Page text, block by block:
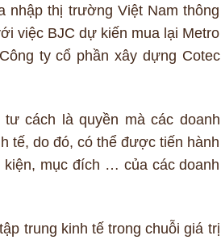
nhập thị trường Việt Nam thông
việc BJC dự kiến mua lại Metro
ty cổ phần xây dựng Cotec
cách là quyền mà các doanh
tế, do đó, có thể được tiến hành
mục đích … của các doanh
trung kinh tế trong chuỗi giá trị